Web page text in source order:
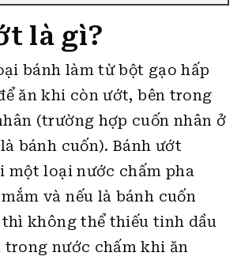
là gì?
bánh làm từ bột gạo hấp
ăn khi còn ướt, bên trong
(trường hợp cuốn nhân ở
bánh cuốn). Bánh ướt
một loại nước chấm pha
và nếu là bánh cuốn
không thể thiếu tinh dầu
trong nước chấm khi ăn